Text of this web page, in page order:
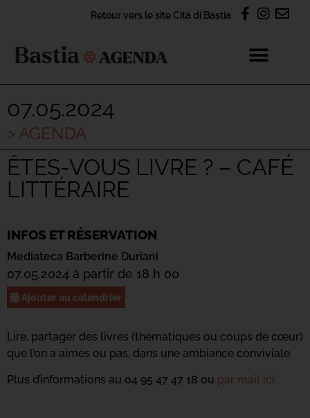
Retour vers le site Cità di Bastia
07.05.2024
> AGENDA
ÊTES-VOUS LIVRE ? – CAFÉ
LITTÉRAIRE
INFOS ET RÉSERVATION
Mediateca Barberine Duriani
07.05.2024 à partir de 18 h 00
Ajouter au calendrier
Lire, partager des livres (thématiques ou coups de cœur)
que l’on a aimés ou pas, dans une ambiance conviviale.
Plus d’informations au 04 95 47 47 18 ou par mail ici.